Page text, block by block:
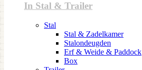
In Stal & Trailer
Stal
Stal & Zadelkamer
Stalondeugden
Erf & Weide & Paddock
Box